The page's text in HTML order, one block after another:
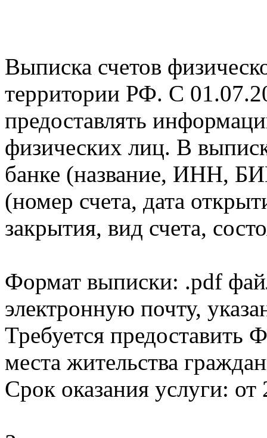
Выписка счетов
территории РФ. С
предоставлять
физических лиц. В
банке (название, ИНН,
(номер счета, дата
закрытия, вид счета,
Формат выписки: .pdf
электронную почту,
Требуется
места жительства
Срок оказания услуги: от